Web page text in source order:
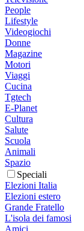
People
Lifestyle
Videogiochi
Donne
Magazine
Motori
Viaggi
Cucina
Tgtech
E-Planet
Cultura
Salute
Scuola
Animali
Spazio
Speciali
Elezioni Italia
Elezioni estero
Grande Fratello
L'isola dei famosi
Amici